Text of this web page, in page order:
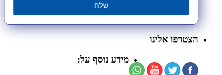
שלח
הצטרפו אלינו
מידע נוסף על: